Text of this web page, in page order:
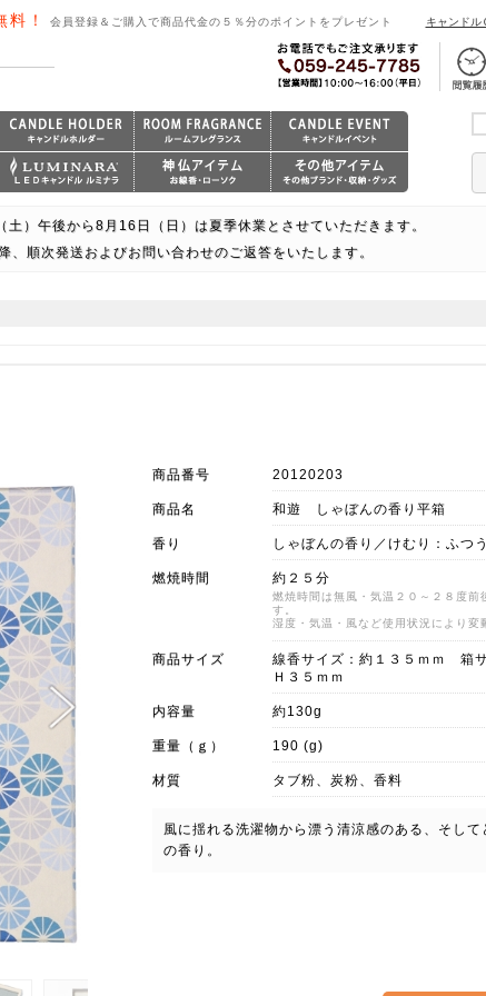
！ 会員登録＆ご購入で商品代金の５％分のポイントをプレゼント キャンドル
）午後から8月16日（日）は夏季休業とさせていただきます。
、順次発送およびお問い合わせのご返答をいたします。
商品番号 20120203
商品名 和遊 しゃぼんの香り平箱
香り しゃぼんの香り／けむり：ふつう
燃焼時間 約２５分
燃焼時間は無風・気温２０～２８度前
す。
湿度・気温・風など使用状況により変
商品サイズ
線香サイズ：約１３５ｍｍ 箱
Ｈ３５ｍｍ
内容量 約130g
重量（ｇ） 190 (g)
材質 タブ粉、炭粉、香料
風に揺れる洗濯物から漂う清涼感のある、そし
の香り。